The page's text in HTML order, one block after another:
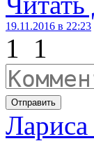
19.11.2016 в 22:23
1 1
Отправить
Лариса